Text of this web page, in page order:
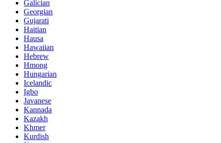
Galician
Georgian
Gujarati
Haitian
Hausa
Hawaiian
Hebrew
Hmong
Hungarian
Icelandic
Igbo
Javanese
Kannada
Kazakh
Khmer
Kurdish